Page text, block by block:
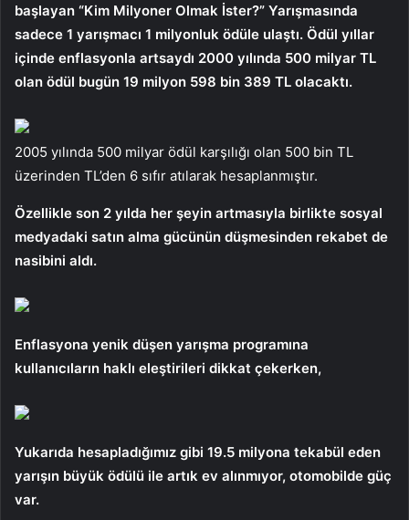
başlayan “Kim Milyoner Olmak İster?” Yarışmasında
sadece 1 yarışmacı 1 milyonluk ödüle ulaştı. Ödül yıllar
içinde enflasyonla artsaydı 2000 yılında 500 milyar TL
olan ödül bugün 19 milyon 598 bin 389 TL olacaktı.
2005 yılında 500 milyar ödül karşılığı olan 500 bin TL
üzerinden TL’den 6 sıfır atılarak hesaplanmıştır.
Özellikle son 2 yılda her şeyin artmasıyla birlikte sosyal
medyadaki satın alma gücünün düşmesinden rekabet de
nasibini aldı.
Enflasyona yenik düşen yarışma programına
kullanıcıların haklı eleştirileri dikkat çekerken,
Yukarıda hesapladığımız gibi 19.5 milyona tekabül eden
yarışın büyük ödülü ile artık ev alınmıyor, otomobilde güç
var.